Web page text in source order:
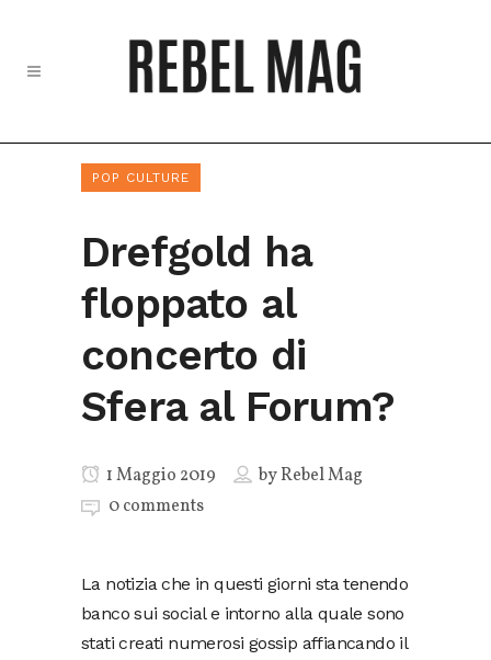
POP CULTURE
Drefgold ha
floppato al
concerto di
Sfera al Forum?
1 Maggio 2019 byRebel Mag
0 comments
La notizia che in questi giorni sta tenendo
banco sui social e intorno alla quale sono
stati creati numerosi gossip affiancando il